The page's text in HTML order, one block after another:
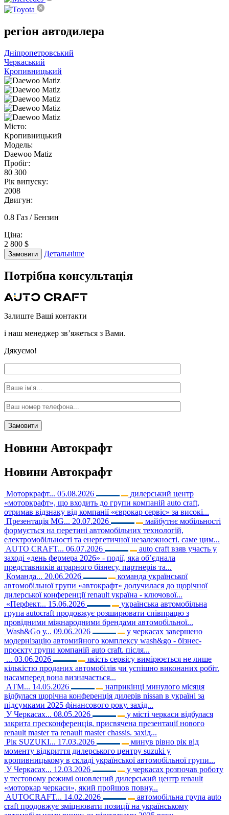
регіон автодилера
Дніпропетровський
Черкаський
Кропивницький
Місто:
Кропивницький
Модель:
Daewoo Matiz
Пробіг:
80 300
Рік випуску:
2008
Двигун:
0.8 Газ / Бензин
Ціна:
2 800 $
Замовити Детальніше
Потрібна консультація
Залиште Ваші контакти
і наш менеджер зв’яжеться з Вами.
Дякуємо!
Новини Автокрафт
Новини Автокрафт
Моторкрафт... 05.08.2026
дилерський центр
«моторкрафт», що входить до групи компаній auto craft,
отримав відзнаку від компанії «єврокар сервіс» за високі...
Презентація MG... 20.07.2026
майбутнє мобільності
формується на перетині автомобільних технологій,
електромобільності та енергетичної незалежності. саме цим...
AUTO CRAFT... 06.07.2026
auto craft взяв участь у
заході «день фермера 2026» - події, яка об’єднала
представників аграрного бізнесу, партнерів та...
Команда... 20.06.2026
команда української
автомобільної групи «автокрафт» долучилася до щорічної
дилерської конференції renault україна - ключової...
«Перфект... 15.06.2026
українська автомобільна
група autocraft продовжує розширювати співпрацю з
провідними міжнародними брендами автомобільної...
Wash&Go у... 09.06.2026
у черкасах завершено
модернізацію автомийного комплексу wash&go - бізнес-
проєкту групи компаній auto craft. після...
... 03.06.2026
якість сервісу вимірюється не лише
кількістю проданих автомобілів чи успішно виконаних робіт.
насамперед вона визначається...
АТМ... 14.05.2026
наприкінці минулого місяця
відбулася щорічна конференція дилерів nissan в україні за
підсумками 2025 фінансового року. захід...
У Черкасах... 08.05.2026
у місті черкаси відбулася
закрита пресконференція, присвячена презентації нового
renault master та renault master chassis. захід...
Рік SUZUKI... 17.03.2026
минув рівно рік від
моменту відкриття дилерського центру suzuki у
кропивницькому в складі української автомобільної групи...
У Черкасах... 12.03.2026
у черкасах розпочав роботу
у тестовому режимі оновлений дилерський центр renault
«моторкар черкаси», який пройшов повну...
AUTOCRAFT... 14.02.2026
автомобільна група auto
craft продовжує зміцнювати позиції на українському